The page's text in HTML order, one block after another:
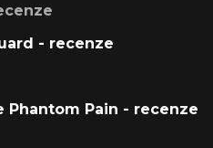
- recenze
Phantom Pain - recenze